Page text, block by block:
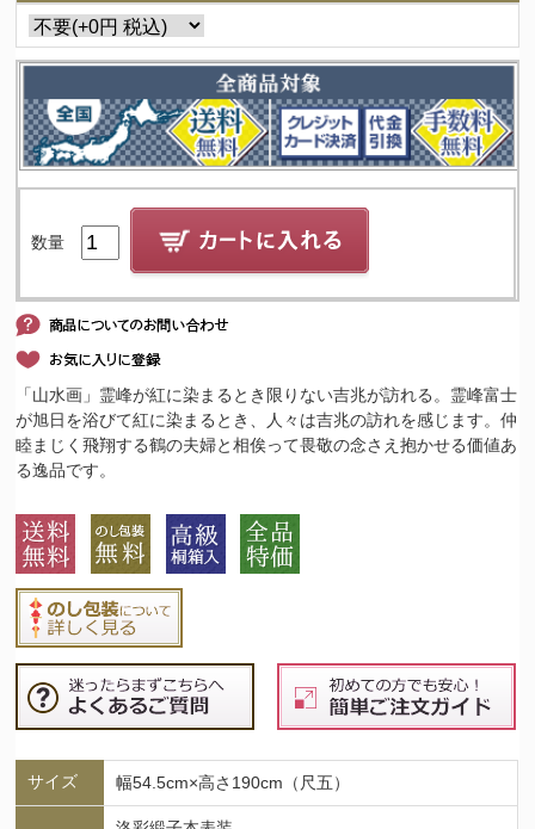
数量
「山水画」霊峰が紅に染まるとき限りない吉兆が訪れる。霊峰富士
が旭日を浴びて紅に染まるとき、人々は吉兆の訪れを感じます。仲
睦まじく飛翔する鶴の夫婦と相俟って畏敬の念さえ抱かせる価値あ
る逸品です。
サイズ 幅54.5cm×高さ190cm（尺五）